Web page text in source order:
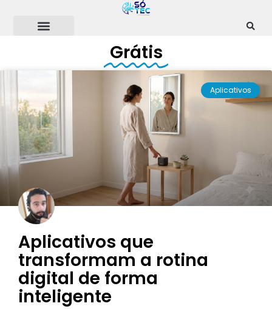
Grátis
Aplicativos
Aplicativos que
transformam a rotina
digital de forma
inteligente